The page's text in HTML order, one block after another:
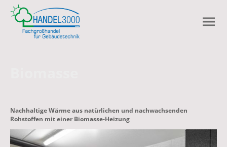
Nachhaltige Wärme aus natürlichen und nachwachsenden
Rohstoffen mit einer Biomasse-Heizung